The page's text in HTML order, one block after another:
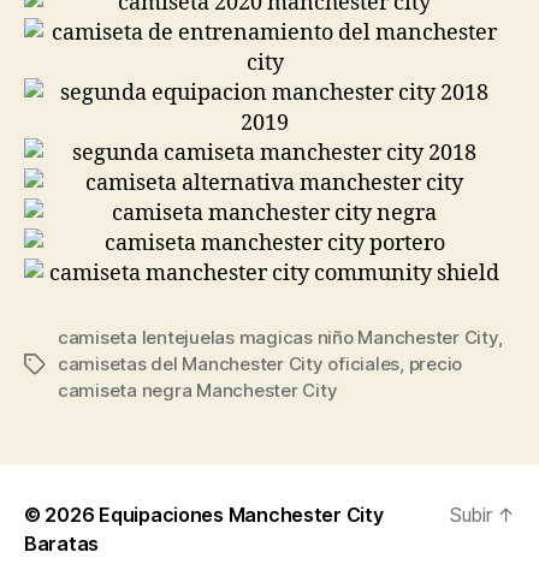
Etiquetas
camiseta lentejuelas magicas niño Manchester City,
camisetas del Manchester City oficiales, precio
camiseta negra Manchester City
© 2026 Equipaciones Manchester City
Baratas
Subir ↑